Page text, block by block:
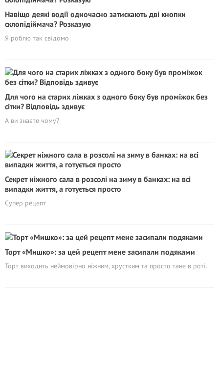
Навіщо деякі водії одночасно затискають дві кнопки
склопідіймача? Розказую
Я роблю так свідомо
Для чого на старих ліжках з одного боку був проміжок без
сітки? Відповідь здивує
А ви знаєте чому?
Секрет ніжного сала в розсолі на зиму в банках: на всі
випадки життя, а готується просто
Супер рецепт
Торт «Мишко»: за цей рецепт мене засипали подяками
Торт виходить неймовірно ніжним, хрустким та просто тане в роті.